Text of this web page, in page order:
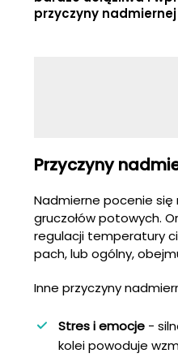
przyczyny
Przyczyny
Nadmierne pocenie się
gruczołów potowych.
regulacji temperatury
pach, lub ogólny,
Inne przyczyny
Stres i emocje -
kolei powoduje